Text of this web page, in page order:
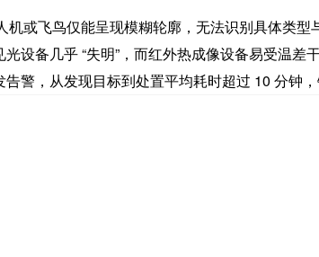
机或飞鸟仅能呈现模糊轮廓，无法识别具体类型
光设备几乎“失明”，而红外热成像设备易受温差
警，从发现目标到处置平均耗时超过 10 分钟